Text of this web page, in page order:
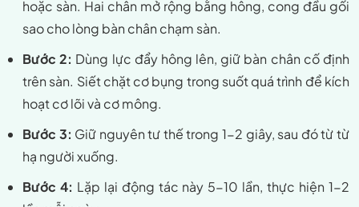
hoặc sàn. Hai chân mở rộng bằng hông, cong đầu gối
sao cho lòng bàn chân chạm sàn.
Bước 2: Dùng lực đẩy hông lên, giữ bàn chân cố định
trên sàn. Siết chặt cơ bụng trong suốt quá trình để kích
hoạt cơ lõi và cơ mông.
Bước 3: Giữ nguyên tư thế trong 1-2 giây, sau đó từ từ
hạ người xuống.
Bước 4: Lặp lại động tác này 5-10 lần, thực hiện 1-2